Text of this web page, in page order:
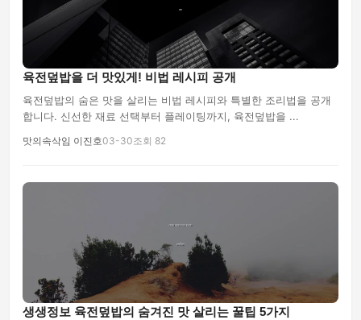
육전덮밥을 더 맛있게! 비법 레시피 공개
육전덮밥의 숨은 맛을 살리는 비법 레시피와 특별한 조리법을 공개
합니다. 신선한 재료 선택부터 플레이팅까지, 육전덮밥을 ...
맛의속삭임 이진호03-30조회 82
생생정보 육전덮밥의 숨겨진 맛 살리는 꿀팁 5가지